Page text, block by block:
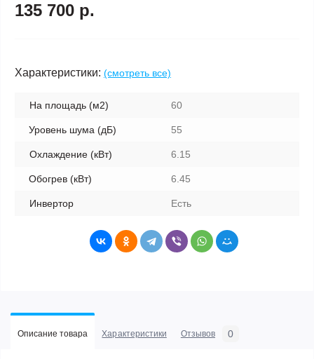
135 700 р.
Характеристики: (смотреть все)
На площадь (м2) 60
Уровень шума (дБ) 55
Охлаждение (кВт) 6.15
Обогрев (кВт) 6.45
Инвертор Есть
Описание товара Характеристики Отзывов 0